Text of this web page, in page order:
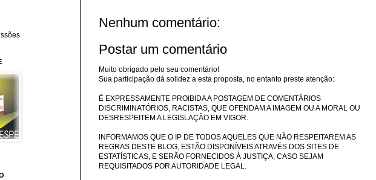
Nenhum comentário:
Postar um comentário
Muito obrigado pelo seu comentário!
Sua participação dá solidez a esta proposta, no entanto preste atenção:
É EXPRESSAMENTE PROIBIDA A POSTAGEM DE COMENTÁRIOS
DISCRIMINATÓRIOS, RACISTAS, QUE OFENDAM A IMAGEM OU A MORAL OU
DESRESPEITEM A LEGISLAÇÃO EM VIGOR.
INFORMAMOS QUE O IP DE TODOS AQUELES QUE NÃO RESPEITAREM AS
REGRAS DESTE BLOG, ESTÃO DISPONÍVEIS ATRAVÉS DOS SITES DE
ESTATÍSTICAS, E SERÃO FORNECIDOS À JUSTIÇA, CASO SEJAM
REQUISITADOS POR AUTORIDADE LEGAL.